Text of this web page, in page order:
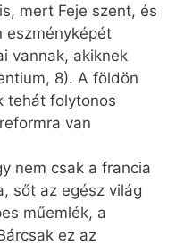
mert Feje szent, és
eszményképét
vannak, akiknek
8). A földön
tehát folytonos
van
nem csak a francia
sőt az egész világ
műemlék, a
ez az